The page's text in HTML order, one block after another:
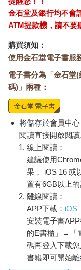
我在「破冰」的講習
先請學員和身邊的人
接著，我會要求「請
話，時間是一分鐘」。
起初大家都顯得很困
了。
這裡所謂的訣竅，就是
或許有些人會覺得「
當我們提問時，對方
這在心理學上稱為「
前面那位酒會上的Y
這其實也是談話的基本
實際上，各位也可以
本上都是由「提問」
換言之，閒談時該想
而是「有什麼好問題
我們要在意的不是自
所以我在講習課程等
「個性木訥又不擅長
存檔，所以再怎麼搜
金石堂及銀行均不會
ATM提款機，請不要
購買須知：
使用金石堂電子書服
電子書分為「金石堂
碼)」兩種：
將儲存於會員中
閱讀直接開啟閱讀
線上閱讀：
建議使用
果， iOS 16 或
置有6GB以上
離線閱讀：
APP下載： iOS
安裝電子書
的E書櫃」→「
碼再登入下載
書籍即可開始離